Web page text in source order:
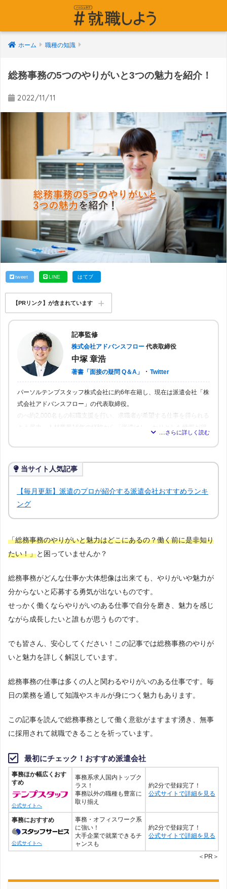
ホーム 職種の知識
総務事務の5つのやりがいと3つの魅力を紹介！
2022/11/11
tweet LINE はてブ
【PRリンク】が含まれています
記事監修
株式会社アドバンスフロー 代表取締役
中塚 章浩
著書「面接の疑問 Q＆A」 ・ Twitter
パーソルテンプスタッフ株式会社に約6年在籍し、現在は派遣会社「株
式会社アドバンスフロー」の代表取締役。
のべ約2,000名もの転職支援を行い、求職者が希望する仕事を得られる
当サイト人気記事
【毎月更新】派遣のプロが紹介する派遣会社おすすめランキ
ング
「総務事務のやりがいと魅力はどこにあるの？働く前に是非知り
たい！」と困っていませんか？
総務事務がどんな仕事か大体想像は出来ても、やりがいや魅力が
分からないと応募する勇気が出ないものです。
せっかく働くならやりがいのある仕事で自分を磨き、魅力を感じ
ながら成長したいと誰もが思うものです。
でも皆さん、安心してください！この記事では総務事務のやりが
いと魅力を詳しく解説しています。
総務事務の仕事は多くの人と関わるやりがいのある仕事です。毎
日の業務を通して知識やスキルが身につく魅力もあります。
この記事を読んで総務事務として働く意欲がますます湧き、無事
に採用されて就職できることを祈っています。
最初にチェック！おすすめ派遣会社
事務ほか幅広くおす
すめ
公式サイトへ
事務系求人国内トップク
ラス！
事務以外の職種も豊富に
取り揃え
約2分で登録完了！
公式サイトで詳細を見る
事務におすすめ
公式サイトへ
事務・オフィスワーク系
に強い！
大手企業で就業できるチ
ャンスも
約2分で登録完了！
公式サイトで詳細を見る
＜PR＞